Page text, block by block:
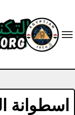
content
اسطوانة